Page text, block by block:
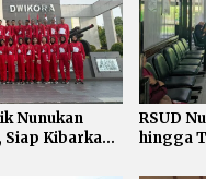
Nunukan
Siap Kibarkan
RSUD
hingga